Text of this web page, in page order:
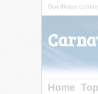
Goedkope
Home